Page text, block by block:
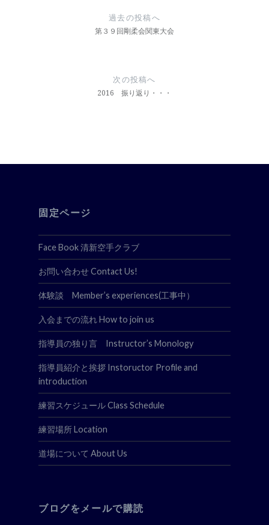
ン
過去の投稿へ
第３９回剛柔会関東大会
次の投稿へ
2016 振り返り・・・
固定ページ
Face Book 清新空手クラブ
お問い合わせ Contact Us!
体験談 Member’s experiences(工事中）
入会までの流れ How to join us
指導員の独り言 Instructor’s Monology
指導員紹介と挨拶 Instoructor Profile and
introduction
練習スケジュール Class Schedule
練習場所 Location
道場について About Us
ブログをメールで購読